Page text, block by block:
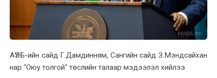
АҮЭБ-ийн сайд Г.Дамдинням, Сангийн сайд З.Мэндсайхан
нар "Оюу толгой" төслийн талаар мэдээлэл хийлээ.